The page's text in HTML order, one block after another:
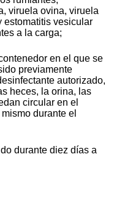
viruela ovina, viruela
estomatitis vesicular
a la carga;
en el que se
previamente
autorizado,
heces, la orina, las
circular en el
durante el
durante diez días a